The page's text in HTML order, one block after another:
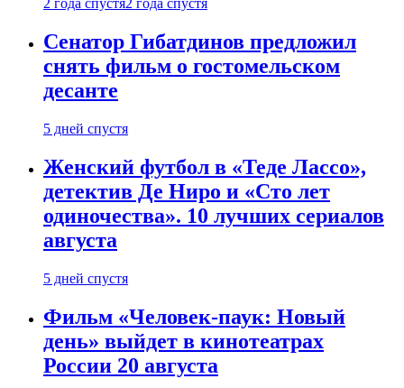
2 года спустя2 года спустя
Сенатор Гибатдинов предложил
снять фильм о гостомельском
десанте
5 дней спустя
Женский футбол в «Теде Лассо»,
детектив Де Ниро и «Сто лет
одиночества». 10 лучших сериалов
августа
5 дней спустя
Фильм «Человек-паук: Новый
день» выйдет в кинотеатрах
России 20 августа